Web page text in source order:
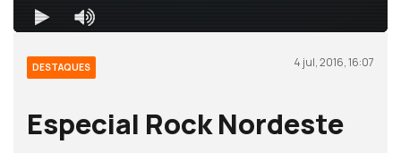
DESTAQUES 4 jul, 2016, 16:07
Especial Rock Nordeste